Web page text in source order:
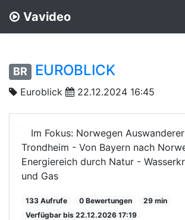
Vavideo
BR EUROBLICK
Euroblick 22.12.2024 16:45
Im Fokus: Norwegen
Trondheim - Von Bayern nach
Energiereich durch Natur -
und Gas
133 Aufrufe 0 Bewertungen
29 min
Verfügbar bis 22.12.2026 17:19